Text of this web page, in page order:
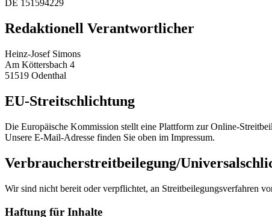
DE 151594229
Redaktionell Verantwortlicher
Heinz-Josef Simons
Am Köttersbach 4
51519 Odenthal
EU-Streitschlichtung
Die Europäische Kommission stellt eine Plattform zur Online-
Unsere E-Mail-Adresse finden Sie oben im Impressum.
Verbraucher­streit­beilegung/
Wir sind nicht bereit oder verpflichtet, an Streitbeilegungsverfahren
Haftung für Inhalte